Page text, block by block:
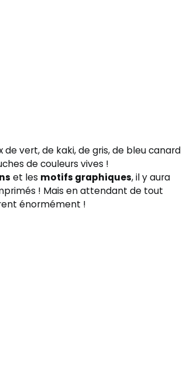
vert, de kaki, de gris, de bleu canard
de couleurs vives !
et les motifs graphiques, il y aura
! Mais en attendant de tout
énormément !